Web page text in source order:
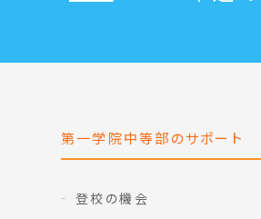
第一学院中等部のサポート
登校の機会